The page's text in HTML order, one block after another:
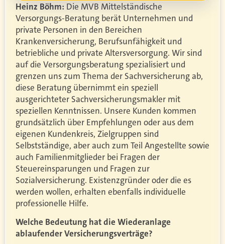
Heinz Böhm: Die MVB Mittelständische
Versorgungs-Beratung berät Unternehmen und
private Personen in den Bereichen
Krankenversicherung, Berufsunfähigkeit und
betriebliche und private Altersversorgung. Wir sind
auf die Versorgungsberatung spezialisiert und
grenzen uns zum Thema der Sachversicherung ab,
diese Beratung übernimmt ein speziell
ausgerichteter Sachversicherungsmakler mit
speziellen Kenntnissen. Unsere Kunden kommen
grundsätzlich über Empfehlungen oder aus dem
eigenen Kundenkreis, Zielgruppen sind
Selbstständige, aber auch zum Teil Angestellte sowie
auch Familienmitglieder bei Fragen der
Steuereinsparungen und Fragen zur
Sozialversicherung. Existenzgründer oder die es
werden wollen, erhalten ebenfalls individuelle
professionelle Hilfe.
Welche Bedeutung hat die Wiederanlage
ablaufender Versicherungsverträge?